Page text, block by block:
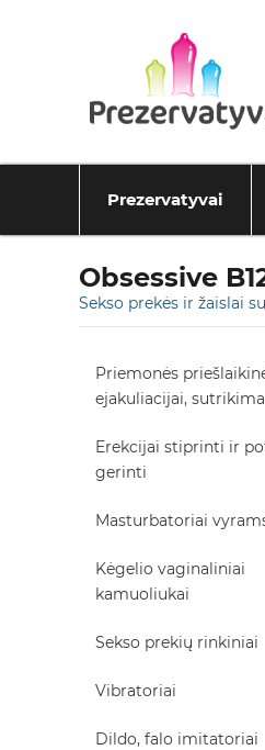
Prezervatyvai
Obsessive
Sekso prekės ir žaislai
Priemonės
ejakuliacijai,
Erekcijai stiprinti ir
gerinti
Masturbatoriai
Kėgelio vaginaliniai
kamuoliukai
Sekso prekių rinkiniai
Vibratoriai
Dildo, falo imitatoriai